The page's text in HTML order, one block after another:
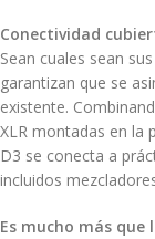
Conectividad
Sean cuales sean
garantizan que se
existente.
XLR montadas en la
D3 se conecta a
incluidos
Es mucho más que